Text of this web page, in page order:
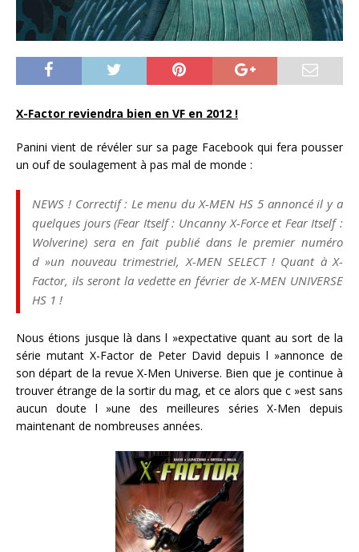
X-Factor reviendra bien en VF en 2012 !
Panini vient de révéler sur sa page Facebook qui fera pousser
un ouf de soulagement à pas mal de monde :
NEWS ! Correctif : Le menu du X-MEN HS 5 annoncé il y a
quelques jours (Fear Itself : Uncanny X-Force et Fear Itself :
Wolverine) sera en fait publié dans le premier numéro
d »un nouveau trimestriel, X-MEN SELECT ! Quant à X-
Factor, ils seront la vedette en février de X-MEN UNIVERSE
HS 1 !
Nous étions jusque là dans l »expectative quant au sort de la
série mutant X-Factor de Peter David depuis l »annonce de
son départ de la revue X-Men Universe. Bien que je continue à
trouver étrange de la sortir du mag, et ce alors que c »est sans
aucun doute l »une des meilleures séries X-Men depuis
maintenant de nombreuses années.